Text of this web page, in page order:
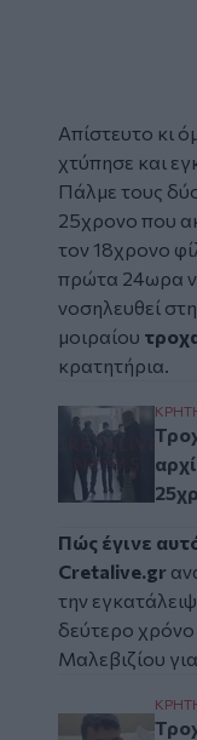
Απίστευτο κι
χτύπησε και
Πάλμε τους
25χρονο που
τον 18χρονο
πρώτα 24ωρα
νοσηλευθεί
μοιραίου
κρατητήρια.
Πώς έγινε
Cretalive.gr
την
δεύτερο
Μαλεβιζίου